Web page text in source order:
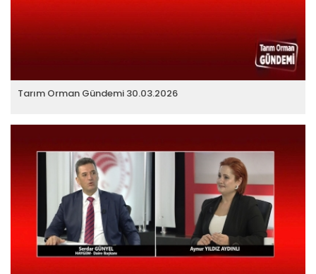
Tarım Orman Gündemi 30.03.2026